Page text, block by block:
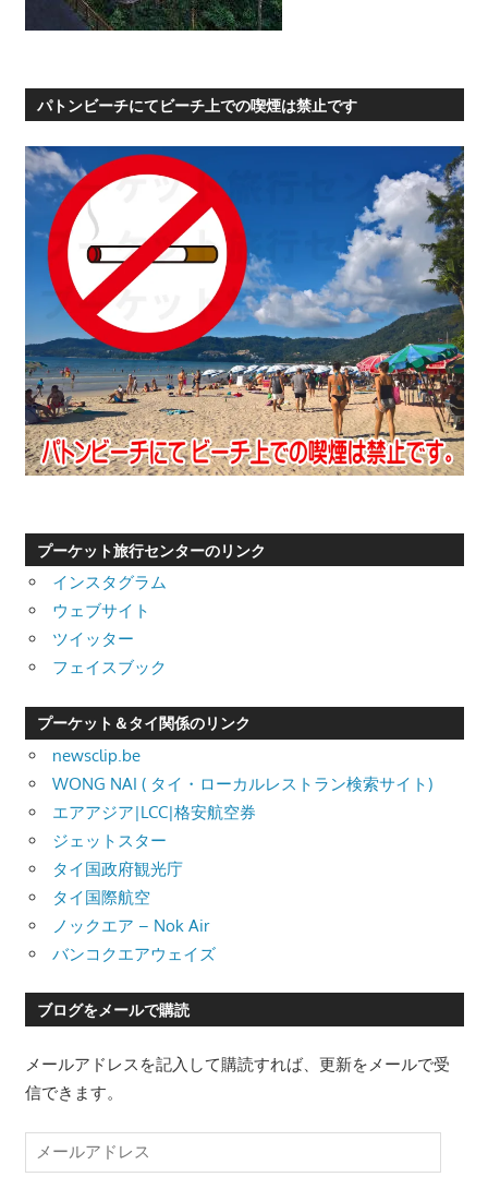
パトンビーチにてビーチ上での喫煙は禁止です
プーケット旅行センターのリンク
インスタグラム
ウェブサイト
ツイッター
フェイスブック
プーケット＆タイ関係のリンク
newsclip.be
WONG NAI ( タイ・ローカルレストラン検索サイト)
エアアジア|LCC|格安航空券
ジェットスター
タイ国政府観光庁
タイ国際航空
ノックエア – Nok Air
バンコクエアウェイズ
ブログをメールで購読
メールアドレスを記入して購読すれば、更新をメールで受
信できます。
ー